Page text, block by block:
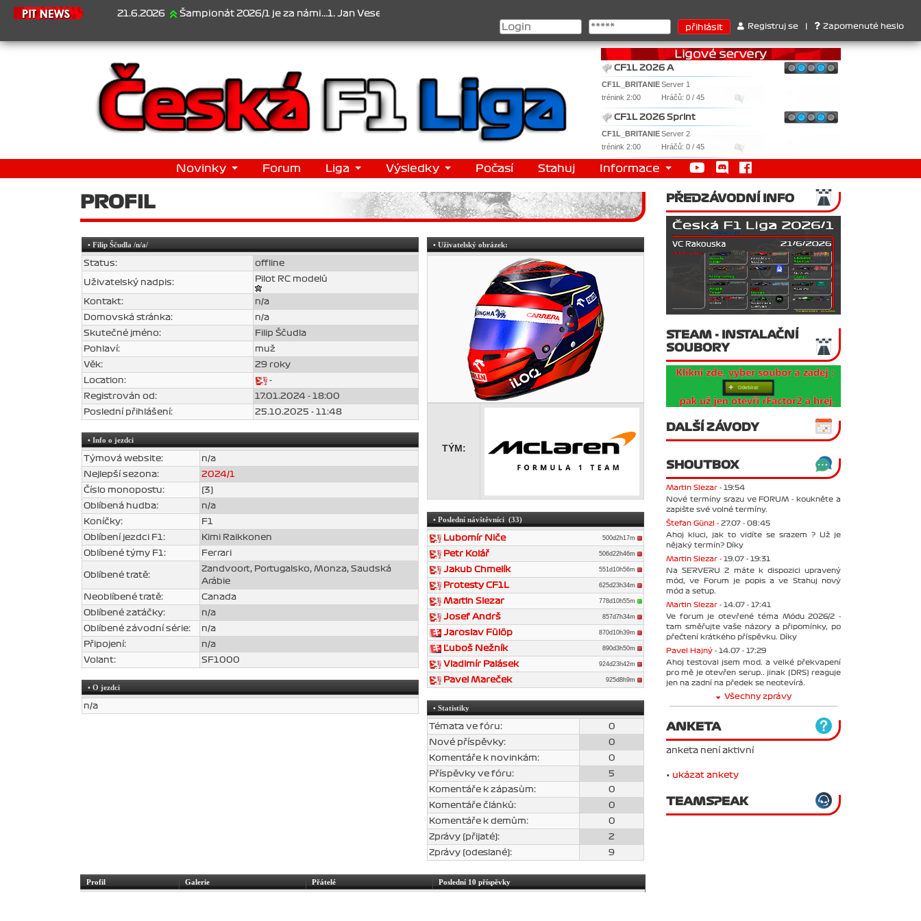
21.6.2026 Šampionát 2026/1 je za námi...1. Jan Veselý , 2. Jan Nováček , 3. Jakub Chmelík , Pohár konstruktérů : 1. Ferrari . 2. Williams , 3. RedBull ..... SprintCup - 1.
Registruj se Zapomenuté heslo
CF1L 2026 A
CF1L_BRITANIEServer 1
trénink 2:00
Hráčů: 0 / 45
CF1L 2026 Sprint
CF1L_BRITANIEServer 2
trénink 2:00
Hráčů: 0 / 45
Novinky Forum Liga Výsledky Počasí Stahuj Informace
PROFIL
• Filip Ščudla /n/a/
Status: offline
Uživatelský nadpis: Pilot RC modelů
Kontakt:
n/a
Domovská stránka:
n/a
Skutečné jméno:
Filip Ščudla
Pohlaví:
muž
Věk:
29 roky
Location:
-
Registrován od:
17.01.2024 - 18:00
Poslední přihlášení:
25.10.2025 - 11:48
• Info o jezdci
Týmová website:
n/a
Nejlepší sezona:
2024/1
Číslo monopostu:
(3)
Oblíbená hudba:
n/a
Koníčky:
F1
Oblíbení jezdci F1:
Kimi Raikkonen
Oblíbené týmy F1:
Ferrari
Oblíbené tratě:
Zandvoort, Portugalsko, Monza, Saudská
Arábie
Neoblíbené tratě:
Canada
Oblíbené zatáčky:
n/a
Oblíbené závodní série:
n/a
Připojení:
n/a
Volant:
SF1000
• O jezdci
n/a
• Uživatelský obrázek:
TÝM:
• Poslední návštěvníci (33)
Lubomír Niče 500d2h17m
Petr Kolář 506d22h46m
Jakub Chmelík 551d10h56m
Protesty CF1L 625d23h34m
Martin Slezar 778d10h55m
Josef Andrš 857d7h34m
Jaroslav Fülöp 870d10h39m
Ľuboš Nežník 890d3h50m
Vladimír Palásek 924d23h42m
Pavel Mareček 925d8h9m
• Statistiky
Témata ve fóru:
0
Nové příspěvky:
0
Komentáře k novinkám:
0
Příspěvky ve fóru:
5
Komentáře k zápasùm:
0
Komentáře článků:
0
Komentáře k demům:
0
Zprávy (přijaté):
2
Zprávy (odeslané):
9
Profil Galerie Přátelé Poslední 10 příspěvky
PŘEDZÁVODNÍ INFO
STEAM - INSTALAČNÍ
SOUBORY
DALŠÍ ZÁVODY
SHOUTBOX
Martin Slezar - 19:54
Nové termíny srazu ve FORUM - koukněte a
zapište své volné termíny.
Štefan Günzl - 27.07 - 08:45
Ahoj kluci, jak to vidíte se srazem ? Už je
nějaký termín? Díky
Martin Slezar - 19.07 - 19:31
Na SERVERU 2 máte k dispozici upravený
mód, ve Forum je popis a ve Stahuj nový
mód a setup.
Martin Slezar - 14.07 - 17:41
Ve forum je otevřené téma Módu 2026/2 -
tam směřujte vaše názory a připomínky, po
přečtení krátkého příspěvku. Díky
Pavel Hajný - 14.07 - 17:29
Ahoj testoval jsem mod. a velké překvapení
pro mě je otevřen serup.. jinak (DRS) reaguje
jen na zadní na předek se neotevírá.
Všechny zprávy
ANKETA
anketa není aktivní
• ukázat ankety
TEAMSPEAK